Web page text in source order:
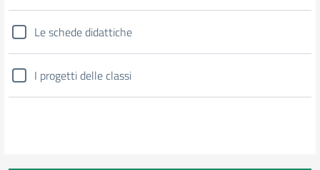
Le schede didattiche
I progetti delle classi